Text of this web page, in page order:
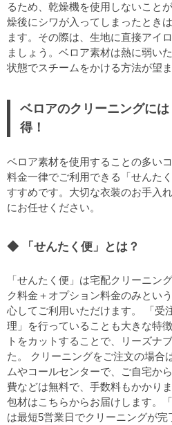
るため、乾燥機を使用しないこと
燥後にシワが入ってしまったとき
ます。その際は、生地に直接アイ
ましょう。ベロア素材は熱に弱い
状態でスチームをかける方法が望
ベロアのクリーニングに
得！
ベロア素材を使用することの多い
料金一律でご利用できる「せんた
すすめです。大切な衣装のお手入
にお任せください。
「せんたく便」とは？
「せんたく便」は宅配クリーニン
ク料金＋オプション料金のみとい
心してご利用いただけます。 「受
理」を行っていることも大きな特
トをカットすることで、リーズナ
た。 クリーニングをご注文の場合
ムやコールセンターで、ご自宅か
費などは無料で、手数料もかかり
包材はこちらからお届けします。
は最短5営業日でクリーニングが